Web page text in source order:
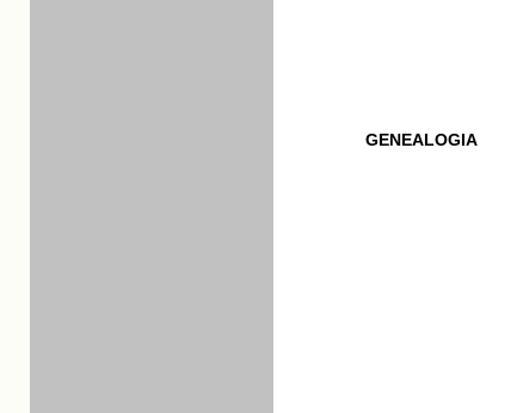
GENEALOGIA